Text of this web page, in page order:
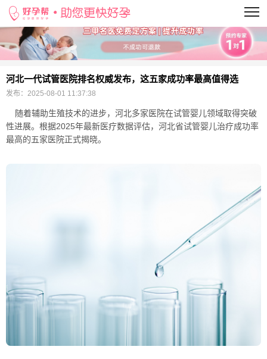
当前位置：
河北一代试管医院排名权威发布，这五家成功率最高值得选
发布： 2025-08-01 11:37:38
随着辅助生殖技术的进步，河北多家医院在试管婴儿领域取得突破
性进展。根据2025年最新医疗数据评估，河北省试管婴儿治疗成功率
最高的五家医院正式揭晓。